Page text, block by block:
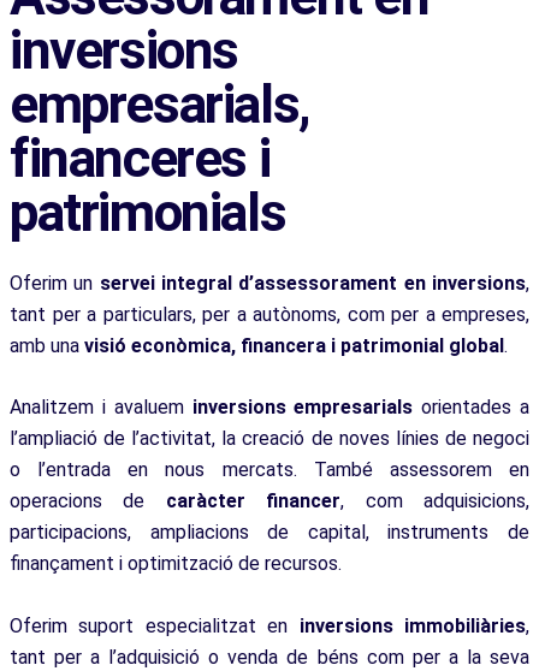
inversions
empresarials,
financeres i
patrimonials
Oferim un servei integral d’assessorament en inversions,
tant per a particulars, per a autònoms, com per a empreses,
amb una visió econòmica, financera i patrimonial global .
Analitzem i avaluem inversions empresarials orientades a
l’ampliació de l’activitat, la creació de noves línies de negoci
o l’entrada en nous mercats. També assessorem en
operacions de caràcter financer, com adquisicions,
participacions, ampliacions de capital, instruments de
finançament i optimització de recursos.
Oferim suport especialitzat en inversions immobiliàries,
tant per a l’adquisició o venda de béns com per a la seva